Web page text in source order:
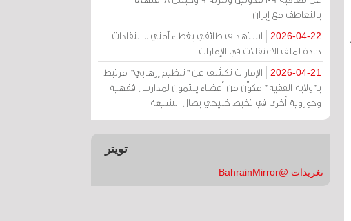
بالتعاطف مع إيران
2026-04-22
استهداف طائفي بغطاء أمني .. انتقادات
حادة لملف الاعتقالات في الإمارات
2026-04-21
الإمارات تكشف عن "تنظيم إرهابي" مرتبط
بـ"ولاية الفقيه" مكوّن من أعضاء ينتمون لمدارس فقهية
وحوزوية أخرى في تخبط خليجي يطال الشيعة
تويتر
تغريدات @BahrainMirror